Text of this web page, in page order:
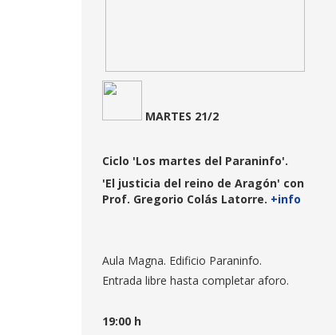
MARTES 21/2
Ciclo 'Los martes del Paraninfo'.
'El justicia del reino de Aragón' con
Prof. Gregorio Colás Latorre. +info
Aula Magna. Edificio Paraninfo.
Entrada libre hasta completar aforo.
19:00 h